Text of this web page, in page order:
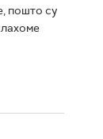
пошто су